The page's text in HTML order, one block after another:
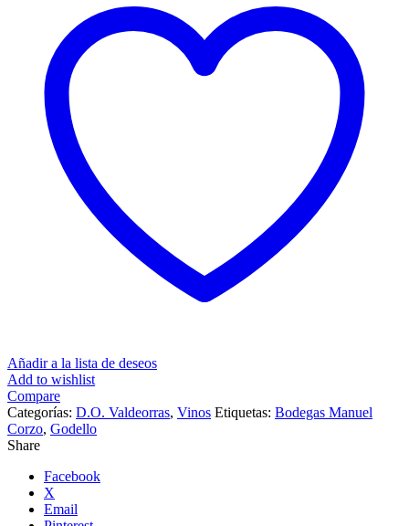
Añadir a la lista de deseos
Add to wishlist
Compare
Categorías: D.O. Valdeorras, Vinos Etiquetas: Bodegas Manuel
Corzo, Godello
Share
Facebook
X
Email